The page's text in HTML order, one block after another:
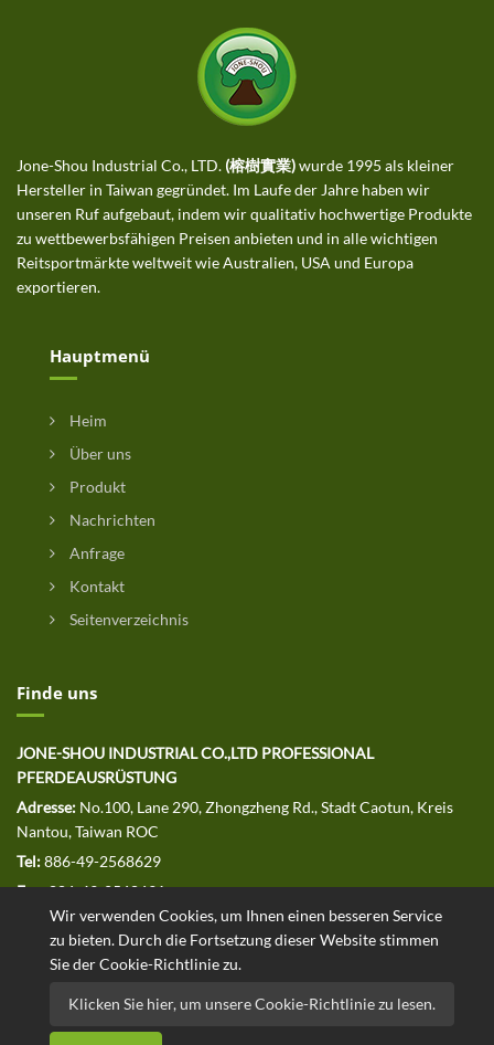
Wir verwenden Cookies, um Ihnen einen besseren Service
zu bieten. Durch die Fortsetzung dieser Website stimmen
Sie der Cookie-Richtlinie zu.
Klicken Sie hier, um unsere Cookie-Richtlinie zu lesen.
Jone-Shou Industrial Co., LTD. (榕樹實業)wurde 1995 als kleiner
Hersteller in Taiwan gegründet. Im Laufe der Jahre haben wir
unseren Ruf aufgebaut, indem wir qualitativ hochwertige Produkte
zu wettbewerbsfähigen Preisen anbieten und in alle wichtigen
Reitsportmärkte weltweit wie Australien, USA und Europa
exportieren.
Hauptmenü
Heim
Über uns
Produkt
Nachrichten
Anfrage
Kontakt
Seitenverzeichnis
Finde uns
JONE-SHOU INDUSTRIAL CO.,LTD PROFESSIONAL
PFERDEAUSRÜSTUNG
Adresse: No.100, Lane 290, Zhongzheng Rd., Stadt Caotun, Kreis
Nantou, Taiwan ROC
Tel:886-49-2568629
Fax:886-49-2568691
E-MAIL: jssales@jone-shou.com
Copyright © 2020 JONE-SHOU INDUSTRIAL CO.,LTD Alle Rechte